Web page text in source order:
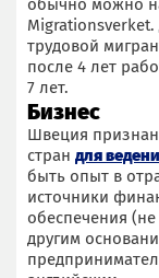
обычно можно
трудовой
после 4 лет
7 лет.
Бизнес
Швеция
стран для
быть опыт в
источники
обеспечения (не
другим